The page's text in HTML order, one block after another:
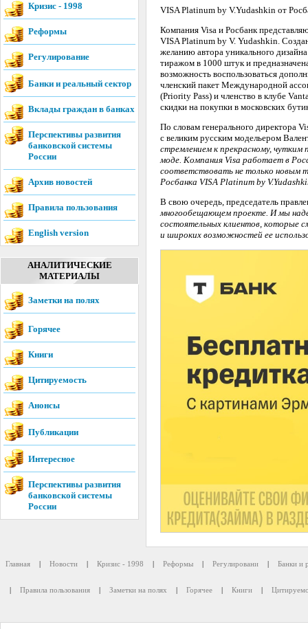
Кризис - 1998
Реформы
Регулирование
Банки и реальный сектор
Вклады граждан в банках
Перспективы развития
банковской системы
России
Архив новостей
Правила пользования
English version
АНАЛИТИЧЕСКИЕ
МАТЕРИАЛЫ
Заметки на полях
Горячее
Книги
Цитируемость
Анонсы
Публикации
Интересное
Перспективы развития
банковской системы
России
VISA Platinum by V.Yudashkin от
Компания Visa и Росбанк
VISA Platinum by V. Yudashkin.
желанию автора уникального
тиражом в 1000 штук и
возможность воспользоваться
членский пакет Международной
(Priority Pass) и членство в клубе
скидки на покупки в московских
По словам генерального директора
с великим русским модельером
стремлением к прекрасному, чутким
моде. Компания Visa работает в
соответствовать не только новым
Росбанка VISA Platinum by
В свою очередь, председатель
многообещающем проекте. И мы
состоятельных клиентов, которые
и широких возможностей ее
Главная | Новости | Кризис - 1998 | Реформы | Регулировани | Банки и
| Правила пользования | Заметки на полях | Горячее | Книги |